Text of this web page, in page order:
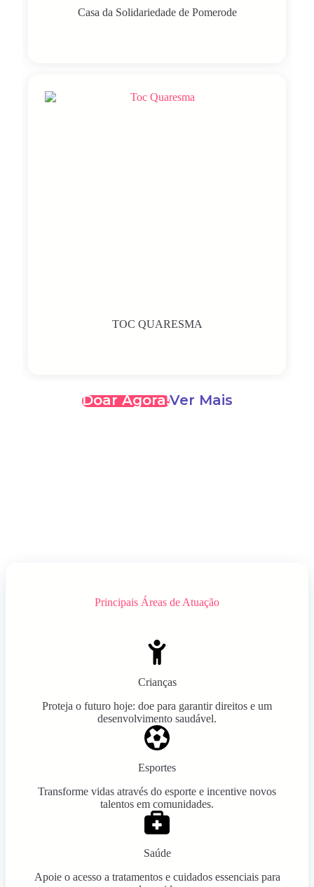
Casa da Solidariedade de Pomerode
TOC QUARESMA
Doar Agora!Ver Mais
Principais Áreas de Atuação
Crianças
Proteja o futuro hoje: doe para garantir direitos e um
desenvolvimento saudável.
Esportes
Transforme vidas através do esporte e incentive novos
talentos em comunidades.
Saúde
Apoie o acesso a tratamentos e cuidados essenciais para